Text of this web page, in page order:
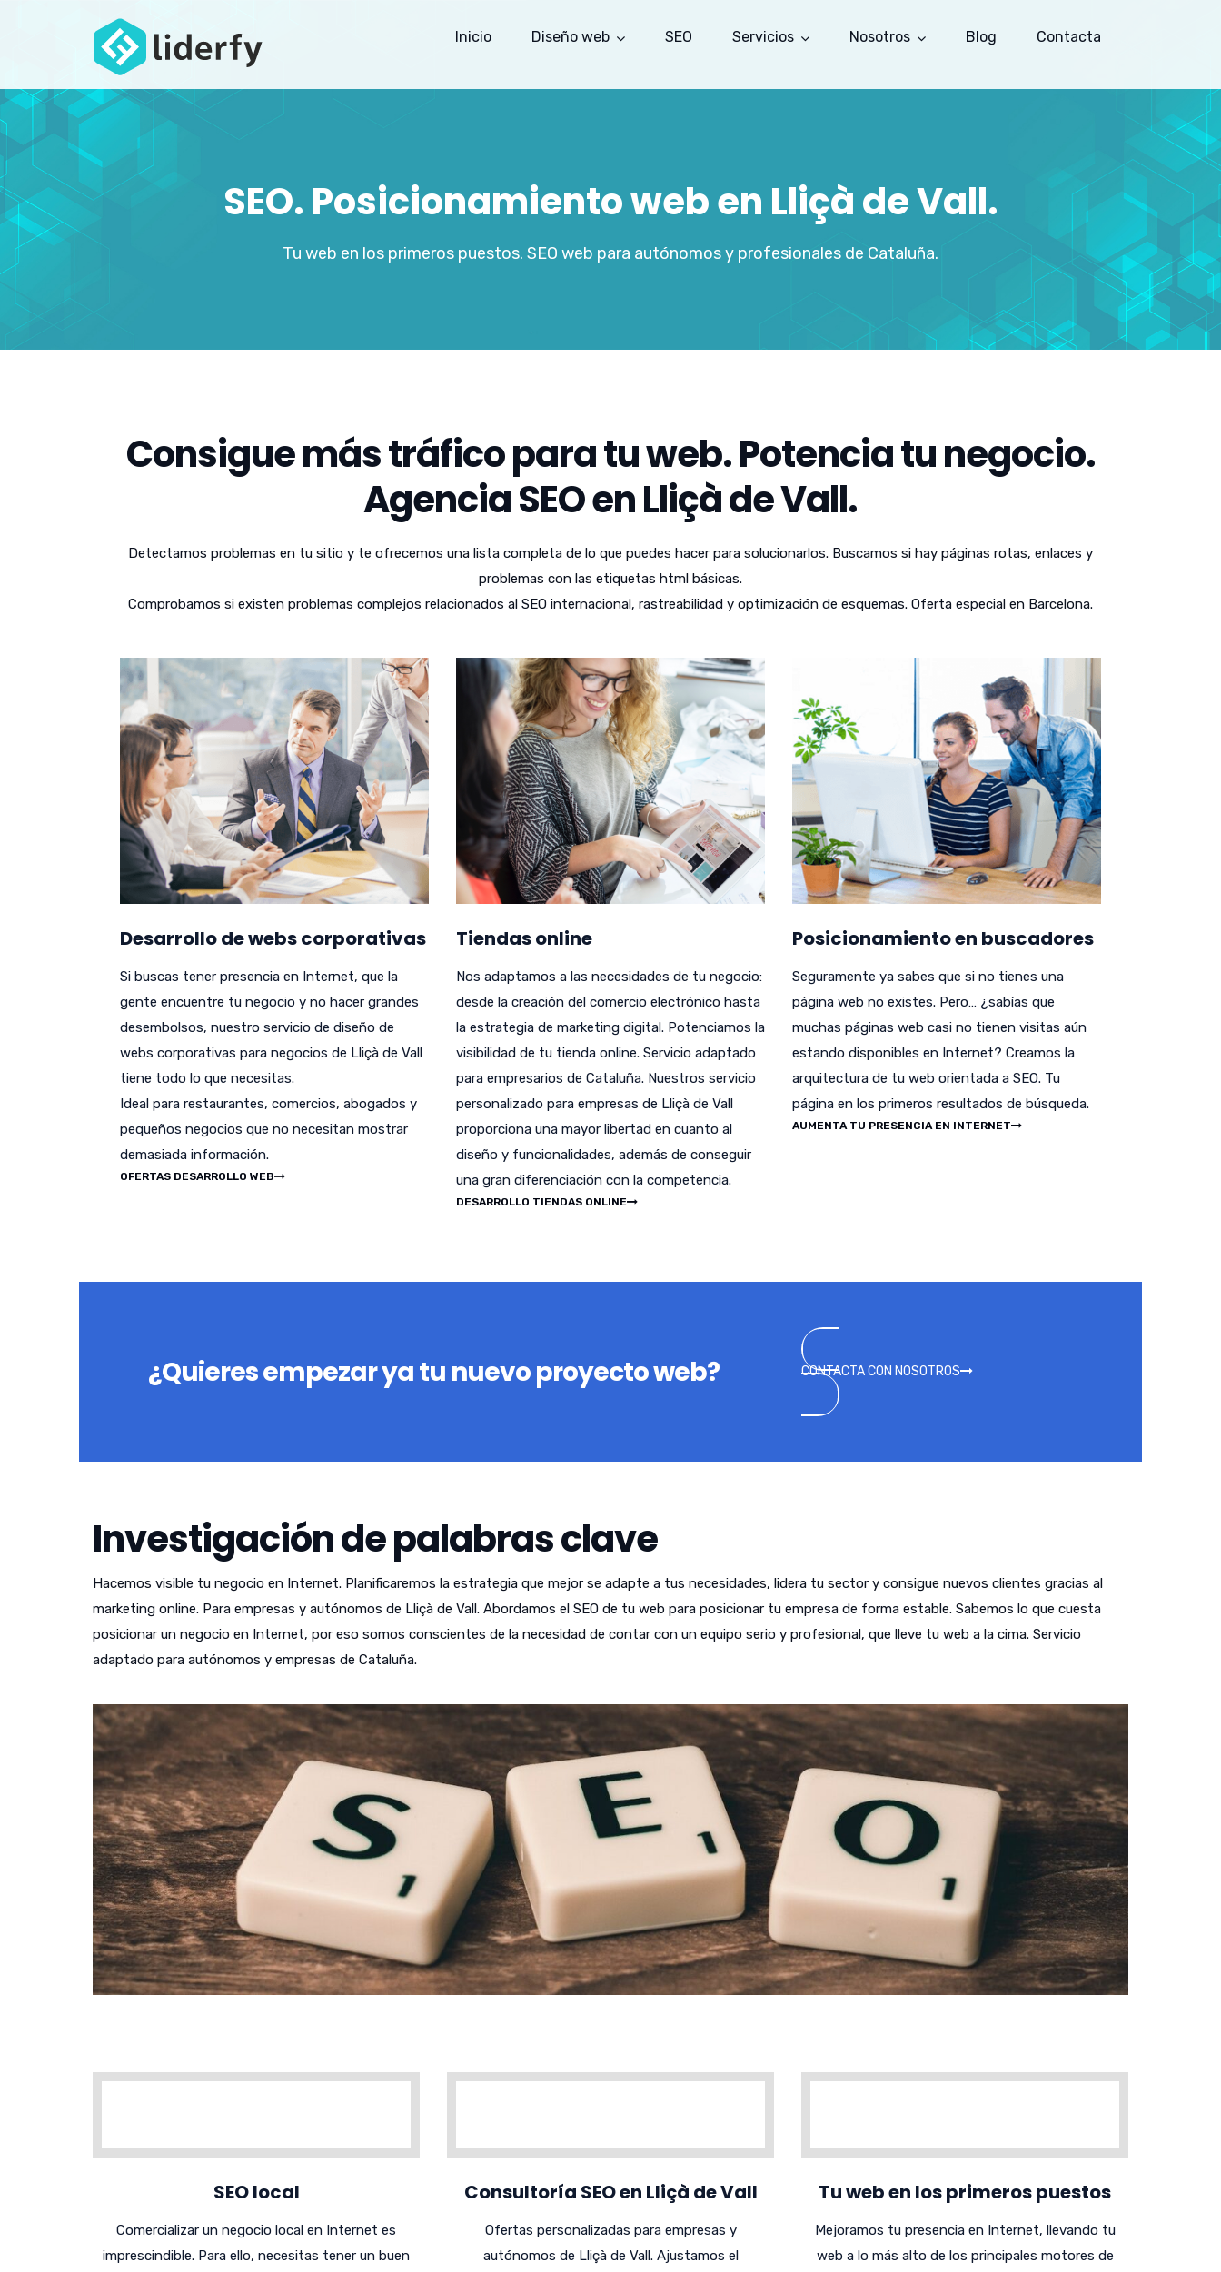
Inicio Diseño web SEO Servicios Nosotros Blog Contacta
SEO. Posicionamiento web en Lliçà de Vall.
Tu web en los primeros puestos. SEO web para autónomos y profesionales de Cataluña.
Consigue más tráfico para tu web. Potencia tu negocio.
Agencia SEO en Lliçà de Vall.
Detectamos problemas en tu sitio y te ofrecemos una lista completa de lo que puedes hacer para solucionarlos. Buscamos si hay páginas rotas, enlaces y
problemas con las etiquetas html básicas.
Comprobamos si existen problemas complejos relacionados al SEO internacional, rastreabilidad y optimización de esquemas. Oferta especial en Barcelona.
Desarrollo de webs corporativas
Si buscas tener presencia en Internet, que la
gente encuentre tu negocio y no hacer grandes
desembolsos, nuestro servicio de diseño de
webs corporativas para negocios de Lliçà de Vall
tiene todo lo que necesitas.
Ideal para restaurantes, comercios, abogados y
pequeños negocios que no necesitan mostrar
demasiada información.
OFERTAS DESARROLLO WEB
Tiendas online
Nos adaptamos a las necesidades de tu negocio:
desde la creación del comercio electrónico hasta
la estrategia de marketing digital. Potenciamos la
visibilidad de tu tienda online. Servicio adaptado
para empresarios de Cataluña. Nuestros servicio
personalizado para empresas de Lliçà de Vall
proporciona una mayor libertad en cuanto al
diseño y funcionalidades, además de conseguir
una gran diferenciación con la competencia.
DESARROLLO TIENDAS ONLINE
Posicionamiento en buscadores
Seguramente ya sabes que si no tienes una
página web no existes. Pero… ¿sabías que
muchas páginas web casi no tienen visitas aún
estando disponibles en Internet? Creamos la
arquitectura de tu web orientada a SEO. Tu
página en los primeros resultados de búsqueda.
AUMENTA TU PRESENCIA EN INTERNET
¿Quieres empezar ya tu nuevo proyecto web? CONTACTA CON NOSOTROS
Investigación de palabras clave
Hacemos visible tu negocio en Internet. Planificaremos la estrategia que mejor se adapte a tus necesidades, lidera tu sector y consigue nuevos clientes gracias al
marketing online. Para empresas y autónomos de Lliçà de Vall. Abordamos el SEO de tu web para posicionar tu empresa de forma estable. Sabemos lo que cuesta
posicionar un negocio en Internet, por eso somos conscientes de la necesidad de contar con un equipo serio y profesional, que lleve tu web a la cima. Servicio
adaptado para autónomos y empresas de Cataluña.
SEO local
Comercializar un negocio local en Internet es
imprescindible. Para ello, necesitas tener un buen
Consultoría SEO en Lliçà de Vall
Ofertas personalizadas para empresas y
autónomos de Lliçà de Vall. Ajustamos el
Tu web en los primeros puestos
Mejoramos tu presencia en Internet, llevando tu
web a lo más alto de los principales motores de